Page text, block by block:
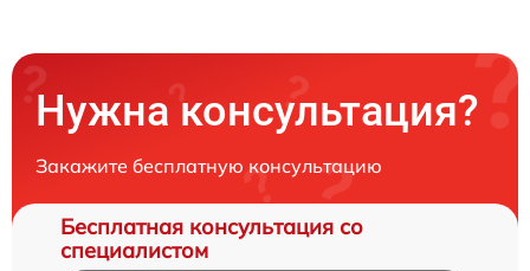
Нужна консультация?
Закажите бесплатную консультацию
Бесплатная консультация со
специалистом